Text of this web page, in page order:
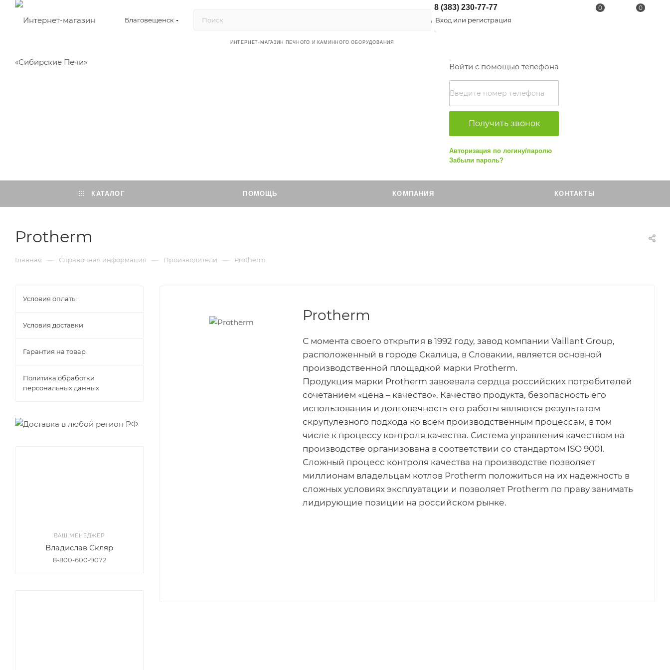
Благовещенск
ИНТЕРНЕТ-МАГАЗИН ПЕЧНОГО И КАМИННОГО ОБОРУДОВАНИЯ
0 0
8 (383) 230-77-77
Вход или регистрация
Войти с помощью телефона
Получить звонок
Авторизация по логину/паролю
Забыли пароль?
КАТАЛОГ ПОМОЩЬ КОМПАНИЯ КОНТАКТЫ
Protherm
Главная — Справочная информация — Производители — Protherm
Protherm
С момента своего открытия в 1992 году, завод компании Vaillant Group,
расположенный в городе Скалица, в Словакии, является основной
производственной площадкой марки Protherm.
Продукция марки Protherm завоевала сердца российских потребителей
сочетанием «цена – качество». Качество продукта, безопасность его
использования и долговечность его работы являются результатом
скрупулезного подхода ко всем производственным процессам, в том
числе к процессу контроля качества. Система управления качеством на
производстве организована в соответствии со стандартом ISO 9001.
Сложный процесс контроля качества на производстве позволяет
миллионам владельцам котлов Protherm положиться на их надежность в
сложных условиях эксплуатации и позволяет Protherm по праву занимать
лидирующие позиции на российском рынке.
Условия оплаты
Условия доставки
Гарантия на товар
Политика обработки
персональных данных
ВАШ МЕНЕДЖЕР
Владислав Скляр
8-800-600-9072